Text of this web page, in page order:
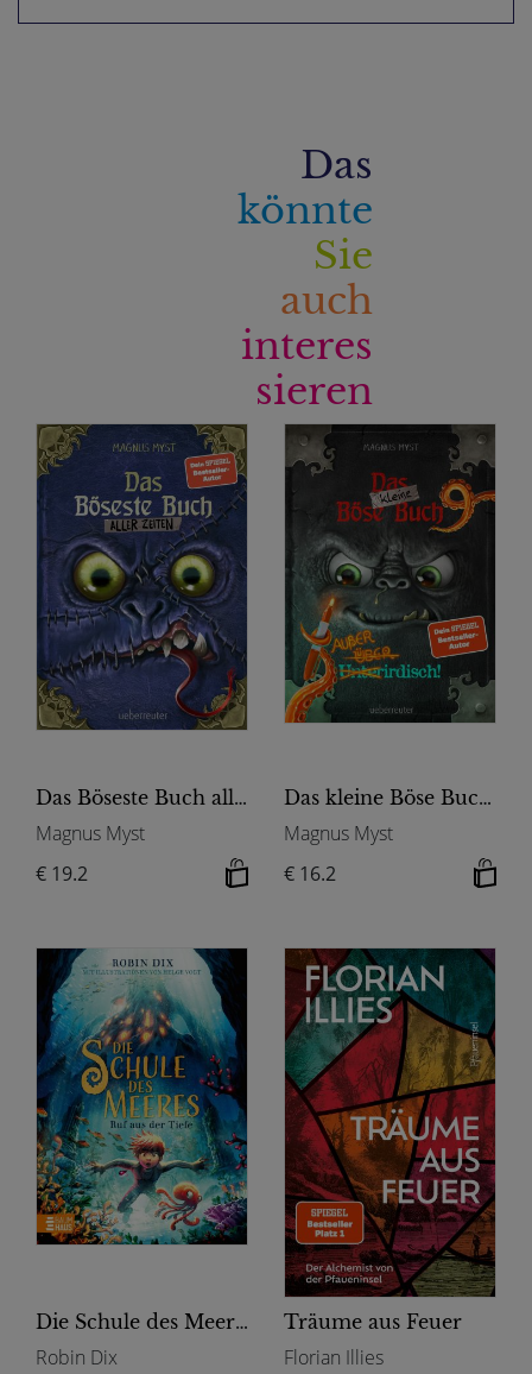
Das
könnte
Sie
auch
interes
sieren
Das Böseste Buch aller Zeiten (Die Bösen Bücher, Bd. 3)
Magnus Myst
€ 19.2
Das kleine Böse Buch 9 - Außerirdisch! (Das kleine Böse Buch, Bd. 9)
Magnus Myst
€ 16.2
Die Schule des Meeres - Ruf aus der Tiefe
Robin Dix
Träume aus Feuer
Florian Illies